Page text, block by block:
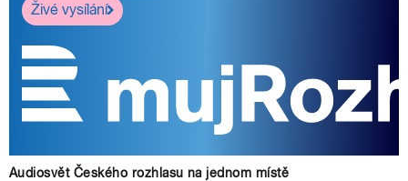
Živé vysílání
Audiosvět Českého rozhlasu na jednom místě